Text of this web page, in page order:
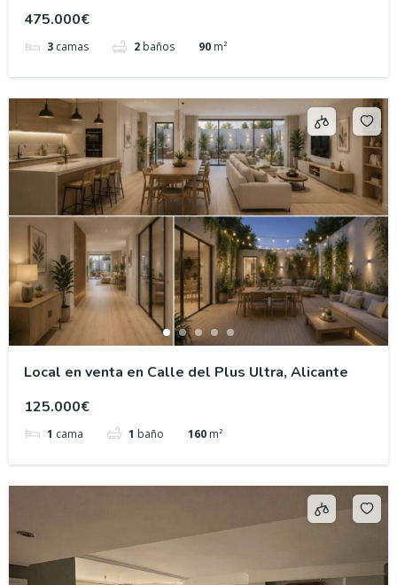
475.000€
3 camas 2 baños 90 m²
Local en venta en Calle del Plus Ultra, Alicante
125.000€
1 cama 1 baño 160 m²